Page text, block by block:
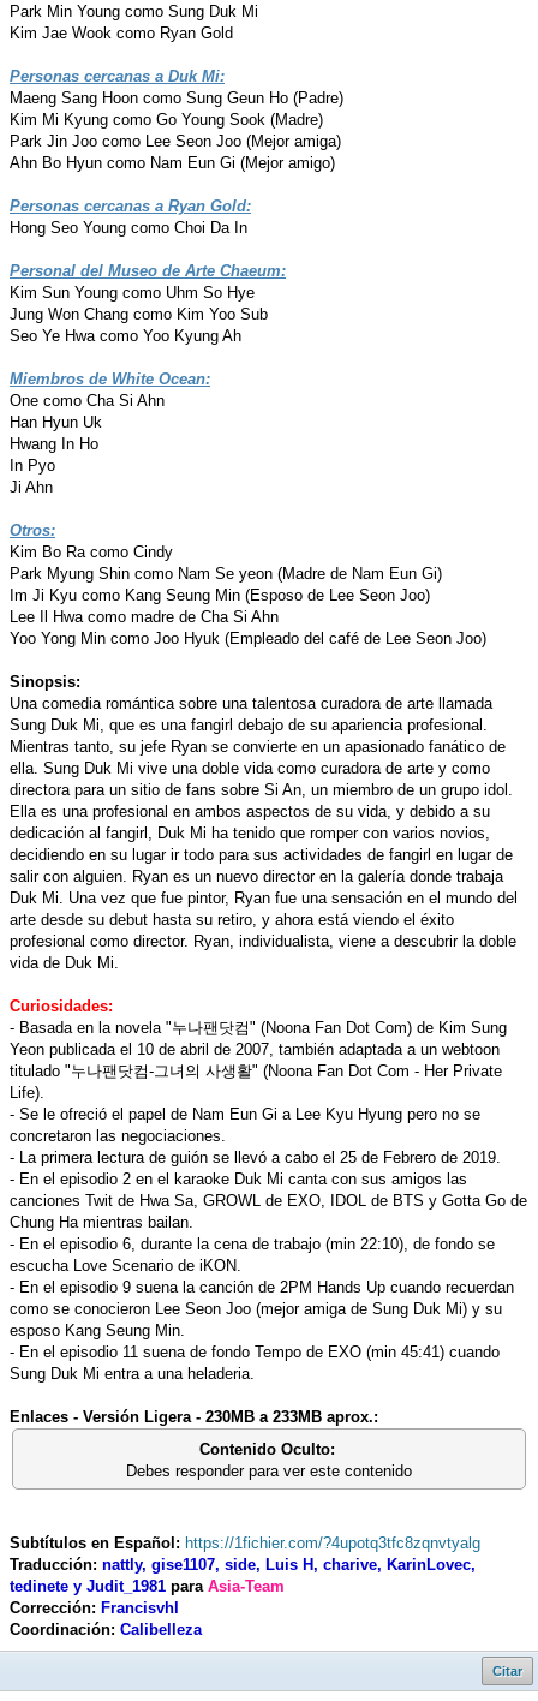
Park Min Young como Sung Duk Mi
Kim Jae Wook como Ryan Gold
Personas cercanas a Duk Mi:
Maeng Sang Hoon como Sung Geun Ho (Padre)
Kim Mi Kyung como Go Young Sook (Madre)
Park Jin Joo como Lee Seon Joo (Mejor amiga)
Ahn Bo Hyun como Nam Eun Gi (Mejor amigo)
Personas cercanas a Ryan Gold:
Hong Seo Young como Choi Da In
Personal del Museo de Arte Chaeum:
Kim Sun Young como Uhm So Hye
Jung Won Chang como Kim Yoo Sub
Seo Ye Hwa como Yoo Kyung Ah
Miembros de White Ocean:
One como Cha Si Ahn
Han Hyun Uk
Hwang In Ho
In Pyo
Ji Ahn
Otros:
Kim Bo Ra como Cindy
Park Myung Shin como Nam Se yeon (Madre de Nam Eun Gi)
Im Ji Kyu como Kang Seung Min (Esposo de Lee Seon Joo)
Lee Il Hwa como madre de Cha Si Ahn
Yoo Yong Min como Joo Hyuk (Empleado del café de Lee Seon Joo)
Sinopsis:
Una comedia romántica sobre una talentosa curadora de arte llamada
Sung Duk Mi, que es una fangirl debajo de su apariencia profesional.
Mientras tanto, su jefe Ryan se convierte en un apasionado fanático de
ella. Sung Duk Mi vive una doble vida como curadora de arte y como
directora para un sitio de fans sobre Si An, un miembro de un grupo idol.
Ella es una profesional en ambos aspectos de su vida, y debido a su
dedicación al fangirl, Duk Mi ha tenido que romper con varios novios,
decidiendo en su lugar ir todo para sus actividades de fangirl en lugar de
salir con alguien. Ryan es un nuevo director en la galería donde trabaja
Duk Mi. Una vez que fue pintor, Ryan fue una sensación en el mundo del
arte desde su debut hasta su retiro, y ahora está viendo el éxito
profesional como director. Ryan, individualista, viene a descubrir la doble
vida de Duk Mi.
Curiosidades:
- Basada en la novela "누나팬닷컴" (Noona Fan Dot Com) de Kim Sung
Yeon publicada el 10 de abril de 2007, también adaptada a un webtoon
titulado "누나팬닷컴-그녀의 사생활" (Noona Fan Dot Com - Her Private
Life).
- Se le ofreció el papel de Nam Eun Gi a Lee Kyu Hyung pero no se
concretaron las negociaciones.
- La primera lectura de guión se llevó a cabo el 25 de Febrero de 2019.
- En el episodio 2 en el karaoke Duk Mi canta con sus amigos las
canciones Twit de Hwa Sa, GROWL de EXO, IDOL de BTS y Gotta Go de
Chung Ha mientras bailan.
- En el episodio 6, durante la cena de trabajo (min 22:10), de fondo se
escucha Love Scenario de iKON.
- En el episodio 9 suena la canción de 2PM Hands Up cuando recuerdan
como se conocieron Lee Seon Joo (mejor amiga de Sung Duk Mi) y su
esposo Kang Seung Min.
- En el episodio 11 suena de fondo Tempo de EXO (min 45:41) cuando
Sung Duk Mi entra a una heladeria.
Enlaces - Versión Ligera - 230MB a 233MB aprox.:
Contenido Oculto:
Debes responder para ver este contenido
Subtítulos en Español: https://1fichier.com/?4upotq3tfc8zqnvtyalg
Traducción: nattly, gise1107, side, Luis H, charive, KarinLovec,
tedinete y Judit_1981 para Asia-Team
Corrección: Francisvhl
Coordinación: Calibelleza
Citar